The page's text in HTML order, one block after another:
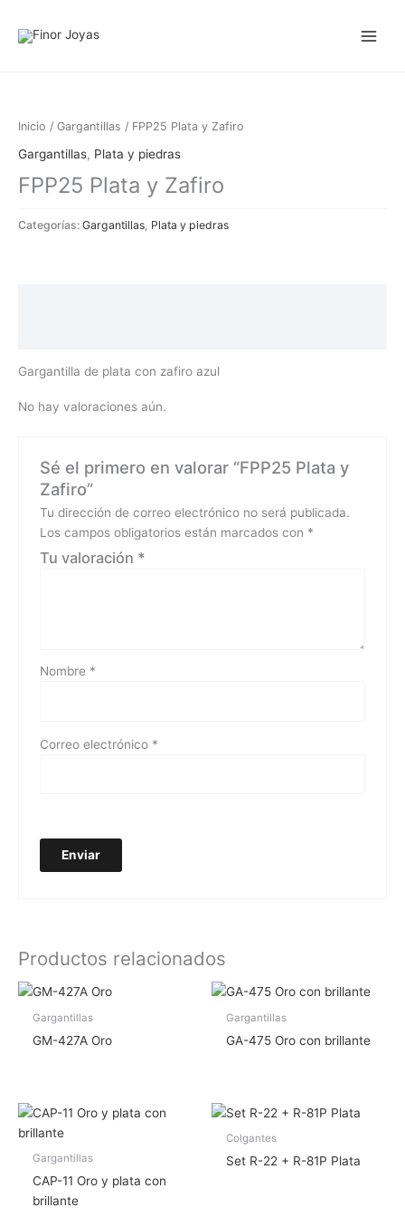
Inicio / Gargantillas / FPP25 Plata y Zafiro
Gargantillas, Plata y piedras
FPP25 Plata y Zafiro
Categorías: Gargantillas Plata y piedras
Gargantilla de plata con zafiro azul
No hay valoraciones aún.
Sé el primero en valorar “FPP25 Plata y
Zafiro”
Tu dirección de correo electrónico no será publicada.
Los campos obligatorios están marcados con *
Tu valoración *
Nombre *
Correo electrónico *
Productos relacionados
Gargantillas
GM-427A Oro
Gargantillas
GA-475 Oro con brillante
Gargantillas
CAP-11 Oro y plata con
brillante
Colgantes
Set R-22 + R-81P Plata